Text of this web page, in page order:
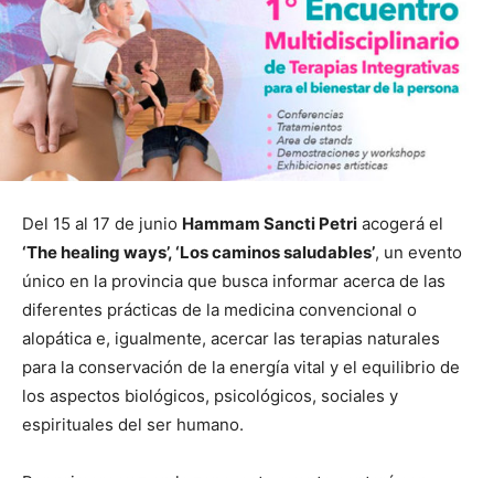
Del 15 al 17 de junio Hammam Sancti Petri acogerá el
‘The healing ways’, ‘Los caminos saludables’, un evento
único en la provincia que busca informar acerca de las
diferentes prácticas de la medicina convencional o
alopática e, igualmente, acercar las terapias naturales
para la conservación de la energía vital y el equilibrio de
los aspectos biológicos, psicológicos, sociales y
espirituales del ser humano.